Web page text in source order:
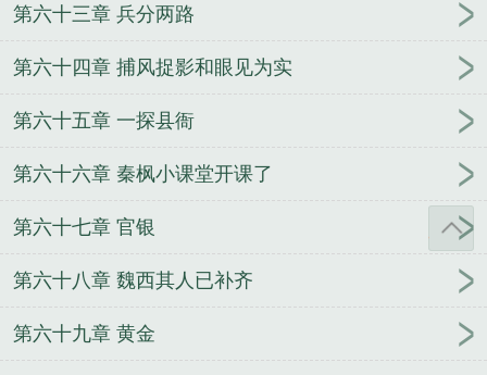
第六十三章 兵分两路
第六十四章 捕风捉影和眼见为实
第六十五章 一探县衙
第六十六章 秦枫小课堂开课了
第六十七章 官银
第六十八章 魏西其人已补齐
第六十九章 黄金